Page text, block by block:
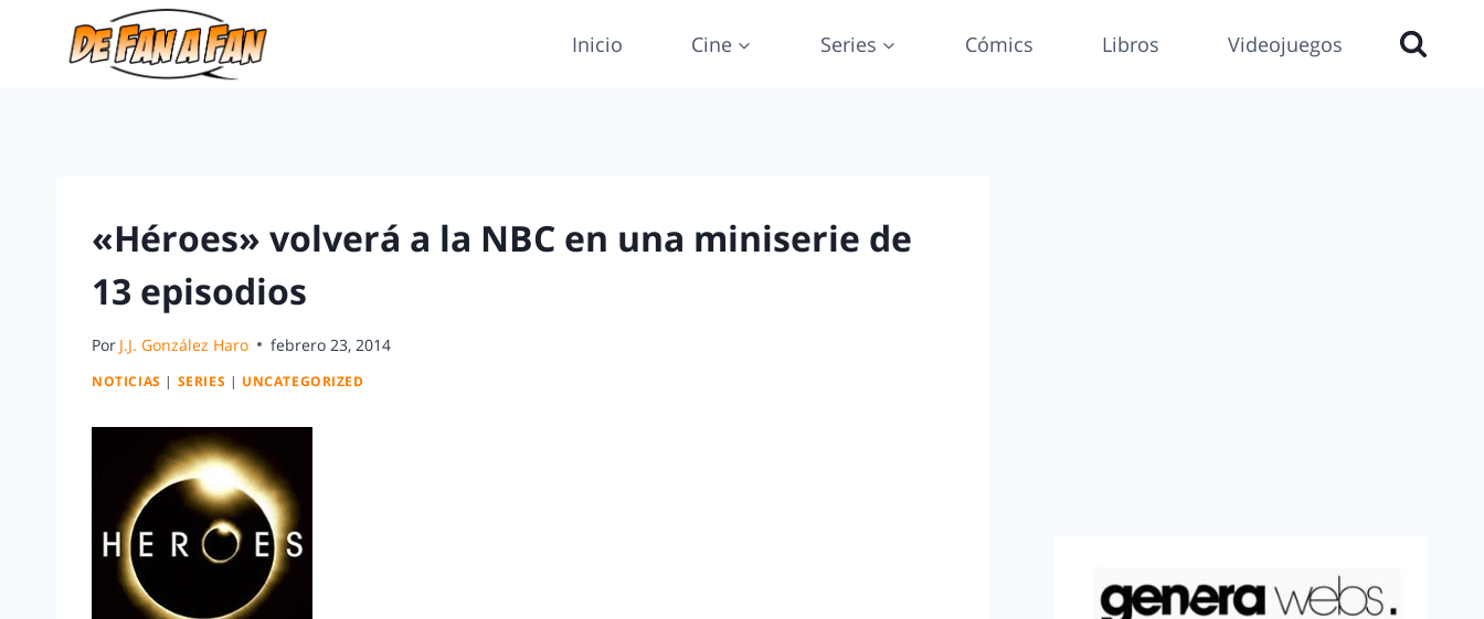
Inicio Cine Series Cómics Libros Videojuegos
«Héroes» volverá a la NBC en una miniserie de
13 episodios
Por J.J. González Haro febrero 23, 2014
NOTICIAS | SERIES | UNCATEGORIZED